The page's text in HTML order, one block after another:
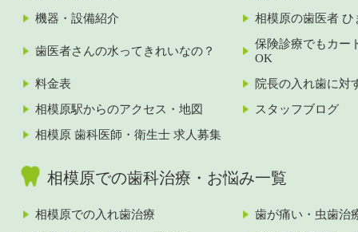
機器・設備紹介
相模原の歯医者 ひ
歯医者さんの水ってきれいなの？
保険診療でもカー
OK
料金表
院長の入れ歯に対
相模原駅からのアクセス・地図
スタッフブログ
相模原 歯科医師・衛生士 求人募集
相模原での歯科治療・お悩み一覧
相模原での入れ歯治療
歯が痛い・虫歯治